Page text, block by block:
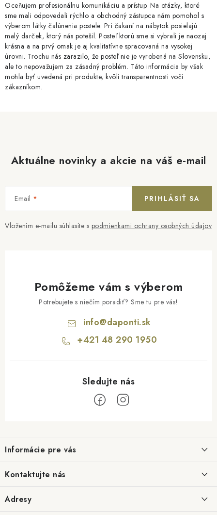
Oceňujem profesionálnu komunikáciu a prístup. Na otázky, ktoré
sme mali odpovedali rýchlo a obchodný zástupca nám pomohol s
výberom látky čalúnenia postele. Pri čakaní na nábytok posielajú
malý darček, ktorý nás potešil. Posteľ ktorú sme si vybrali je naozaj
krásna a na prvý omak je aj kvalitatívne spracovaná na vysokej
úrovni. Trochu nás zarazilo, že posteľ nie je vyrobená na Slovensku,
ale to nepovažujem za zásadný problém. Táto informácia by však
mohla byť uvedená pri produkte, kvôli transparentnosti voči
zákazníkom.
Aktuálne novinky a akcie na váš e-mail
Email
Vložením e-mailu súhlasíte s podmienkami ochrany osobných údajov
PRIHLÁSIŤ SA
Pomôžeme vám s výberom
Potrebujete s niečím poradiť? Sme tu pre vás!
info@daponti.sk
+421 48 290 1950
p
ä
Informácie pre vás
Možnosti dopravy
Kontaktujte nás
Adresy